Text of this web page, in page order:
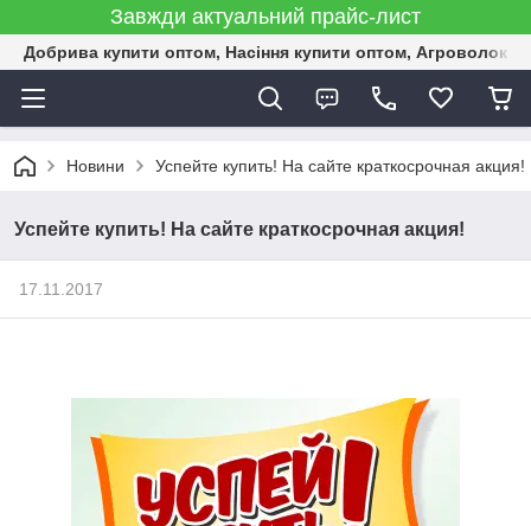
Завжди актуальний прайс-лист
Добрива купити оптом, Насіння купити оптом,
Новини Успейте купить! На сайте краткосрочная акция!
Успейте купить! На сайте краткосрочная акция!
17.11.2017